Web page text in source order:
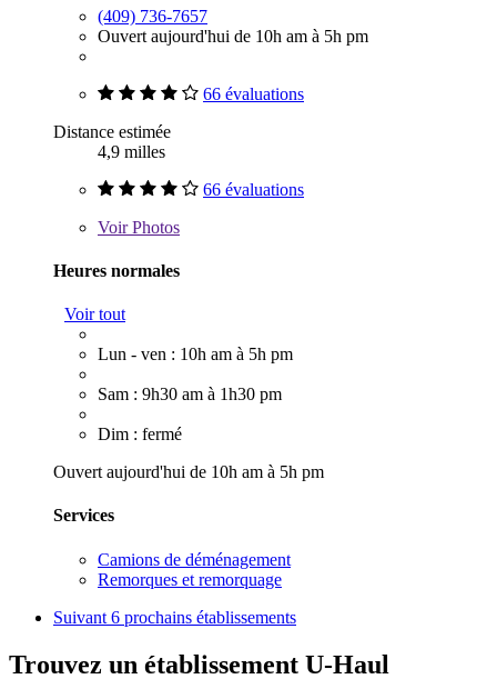
(409) 736-7657
Ouvert aujourd'hui de 10h am à 5h pm
66 évaluations
Distance estimée
4,9 milles
66 évaluations
VoirPhotos
Heures normales
Voir tout
Lun - ven : 10h am à 5h pm
Sam : 9h30 am à 1h30 pm
Dim : fermé
Ouvert aujourd'hui de 10h am à 5h pm
Services
Camions de déménagement
Remorques et remorquage
Suivant 6 prochains établissements
Trouvez un établissement U-Haul